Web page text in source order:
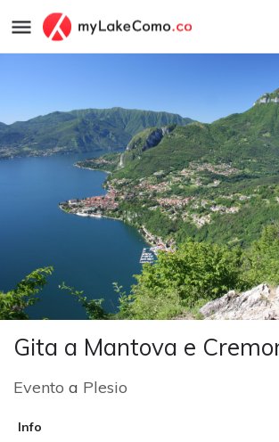
Gita a Mantova e
Evento a Plesio
Info